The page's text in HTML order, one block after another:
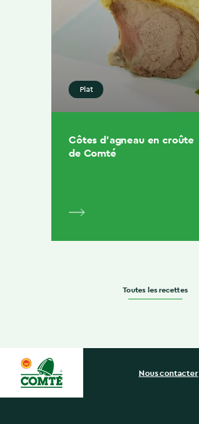
Plat
Côtes d’agneau en croûte
de Comté
Toutes les recettes
Nous contacter